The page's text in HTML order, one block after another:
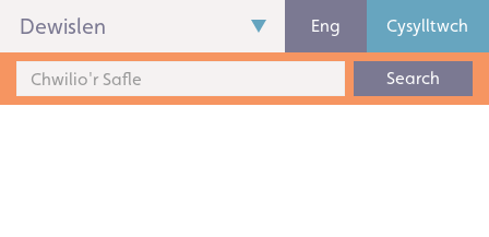
Dewislen Eng Cysylltwch
Search